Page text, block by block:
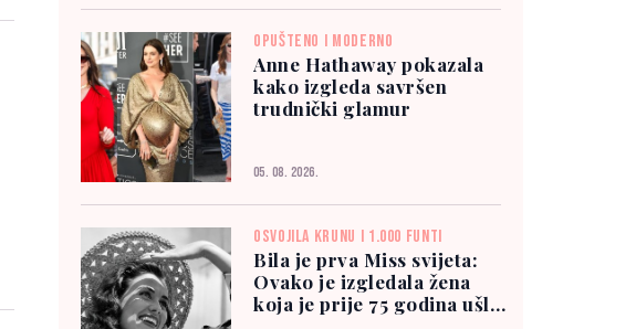
OPUŠTENO I MODERNO
Anne Hathaway pokazala
kako izgleda savršen
trudnički glamur
05. 08. 2026.
OSVOJILA KRUNU I 1.000 FUNTI
Bila je prva Miss svijeta:
Ovako je izgledala žena
koja je prije 75 godina ušla